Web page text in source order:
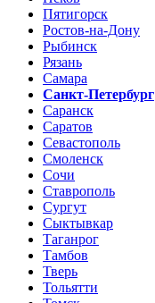
Пятигорск
Ростов-на-Дону
Рыбинск
Рязань
Самара
Санкт-Петербург
Саранск
Саратов
Севастополь
Смоленск
Сочи
Ставрополь
Сургут
Сыктывкар
Таганрог
Тамбов
Тверь
Тольятти